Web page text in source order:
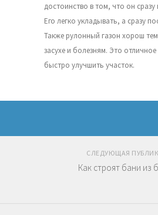
достоинство в том, что он
Его легко укладывать, а сразу
Также рулонный газон хорош
засухе и болезням. Это
быстро улучшить участок.
СЛЕДУЮЩАЯ
Как строят бани из